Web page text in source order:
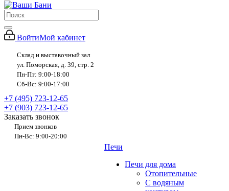
ВойтиМой кабинет
Склад и выставочный зал
ул. Поморская, д. 39, стр. 2
Пн-Пт: 9:00-18:00
Сб-Вс: 9:00-17:00
+7 (495) 723-12-65
+7 (903) 723-12-65
Заказать звонок
Прием звонков
Пн-Вс: 9:00-20:00
Печи
Печи для дома
Отопительные
C водяным